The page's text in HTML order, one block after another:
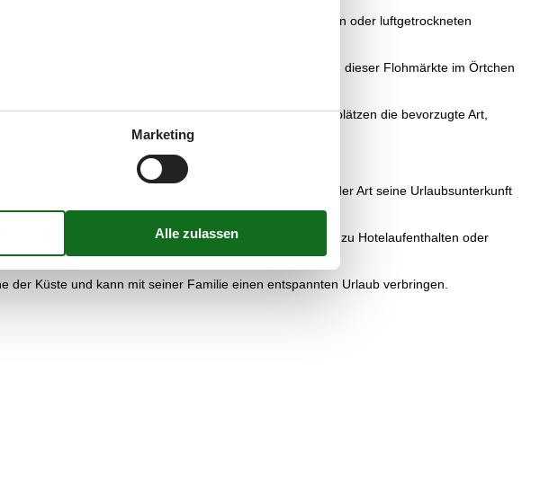
lokale Spezialitäten wie Weine, heimische Mandeln oder luftgetrockneten
von dem Madrilenen die Runde machte, der auf einem dieser Flohmärkte im Örtchen
Früher waren Buchungen in Hotels oder auf Campingplätzen die bevorzugte Art,
"cocooning" oder auch "Einigeln" sein.
am Urlaubsort statt. Das zeigt sich zum Beispiel bei der Art seine Urlaubsunterkunft
in Costa Blanca eine hervorragende Alternative zu Hotelaufenthalten oder
Küste und kann mit seiner Familie einen entspannten Urlaub verbringen.
Marketing